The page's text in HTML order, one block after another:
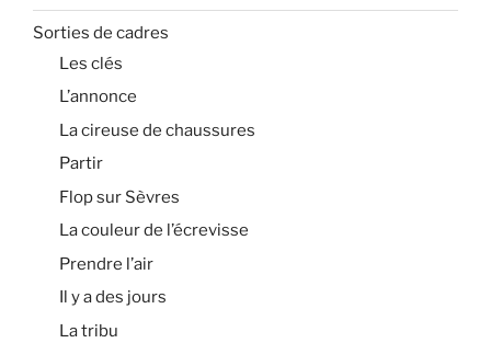
Sorties de cadres
Les clés
L’annonce
La cireuse de chaussures
Partir
Flop sur Sèvres
La couleur de l’écrevisse
Prendre l’air
Il y a des jours
La tribu